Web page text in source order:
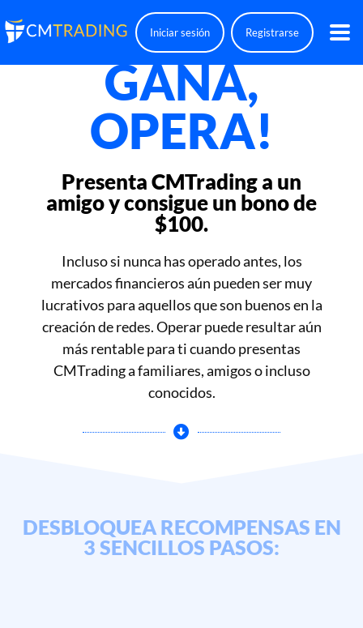
Iniciar sesión Registrarse
GANA,
OPERA!
PresentaCMTradinga un
amigo y consigue un bono de
$100.
Incluso si nunca has operado antes, los
mercados financieros aún pueden ser muy
lucrativos para aquellos que son buenos en la
creación de redes. Operar puede resultar aún
más rentable para ti cuando presentas
CMTrading a familiares, amigos o incluso
conocidos.
DESBLOQUEA RECOMPENSAS EN
3 SENCILLOS PASOS: